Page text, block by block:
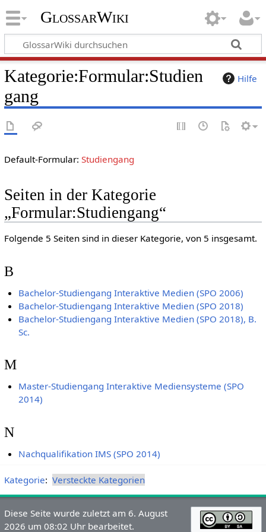
GlossarWiki
Hilfe
Kategorie:Formular:Studien
gang
Default-Formular: Studiengang
Seiten in der Kategorie
„Formular:Studiengang“
Folgende 5 Seiten sind in dieser Kategorie, von 5 insgesamt.
B
Bachelor-Studiengang Interaktive Medien (SPO 2006)
Bachelor-Studiengang Interaktive Medien (SPO 2018)
Bachelor-Studiengang Interaktive Medien (SPO 2018), B.
Sc.
M
Master-Studiengang Interaktive Mediensysteme (SPO
2014)
N
Nachqualifikation IMS (SPO 2014)
Kategorie: Versteckte Kategorien
Diese Seite wurde zuletzt am 6. August
2026 um 08:02 Uhr bearbeitet.